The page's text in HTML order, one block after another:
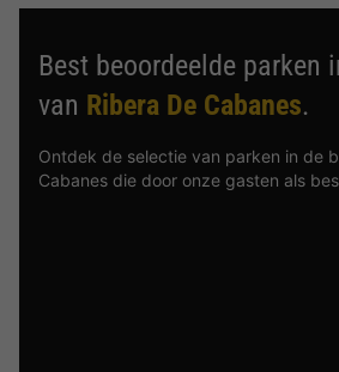
Best beoordeelde parken
van Ribera De Cabanes.
Ontdek de selectie van parken in de
Cabanes die door onze gasten als